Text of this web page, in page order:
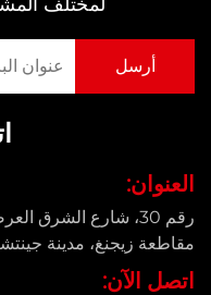
العنوان:
مقاطعة زيجنغ، مدينة
اتصل الآن: